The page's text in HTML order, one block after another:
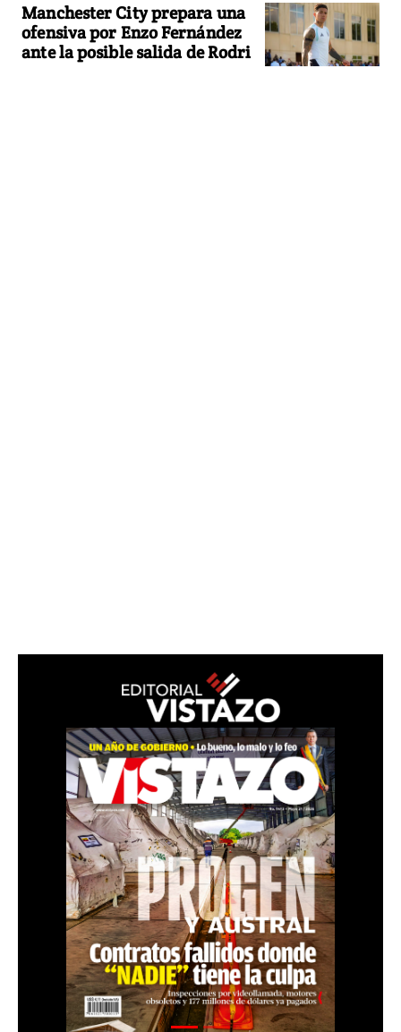
Manchester City prepara una
ofensiva por Enzo Fernández
ante la posible salida de Rodri